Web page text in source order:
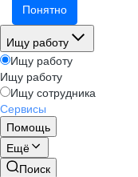
Понятно
Ищу работу
Ищу работу
Ищу работу
Ищу сотрудника
Сервисы
Помощь
Ещё
Поиск